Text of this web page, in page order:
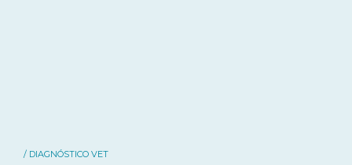
/ DIAGNÓSTICO VET